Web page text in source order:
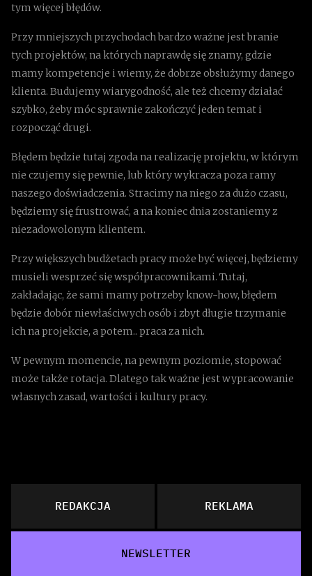
tym więcej błędów.
Przy mniejszych przychodach bardzo ważne jest branie
tych projektów, na których naprawdę się znamy, gdzie
mamy kompetencje i wiemy, że dobrze obsłużymy danego
klienta. Budujemy wiarygodność, ale też chcemy działać
szybko, żeby móc sprawnie zakończyć jeden temat i
rozpocząć drugi.
Błędem będzie tutaj zgoda na realizację projektu, w którym
nie czujemy się pewnie, lub który wykracza poza ramy
naszego doświadczenia. Stracimy na niego za dużo czasu,
będziemy się frustrować, a na koniec dnia zostaniemy z
niezadowolonym klientem.
Przy większych budżetach pracy może być więcej, będziemy
musieli wesprzeć się współpracownikami. Tutaj,
zakładając, że sami mamy potrzeby know-how, błędem
będzie dobór niewłaściwych osób i zbyt długie trzymanie
ich na projekcie, a potem.. praca za nich.
W pewnym momencie, na pewnym poziomie, stopować
może także rotacja. Dlatego tak ważne jest wypracowanie
własnych zasad, wartości i kultury pracy.
REDAKCJA REKLAMA
NEWSLETTER